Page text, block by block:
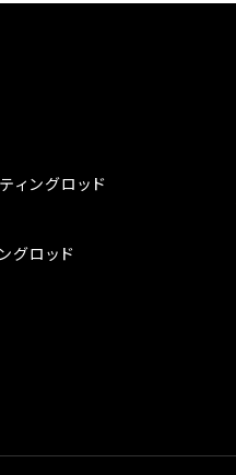
ィングロッド
グロッド